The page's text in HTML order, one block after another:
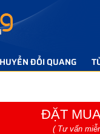
ĐỔI QUANG
ĐẶT
( Tư vấn